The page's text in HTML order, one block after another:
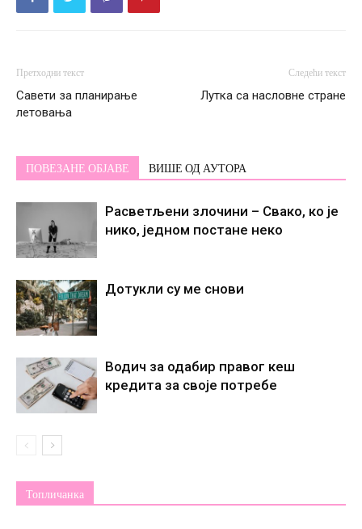
Претходни текст
Савети за планирање
летовања
Следећи текст
Лутка са насловне стране
ПОВЕЗАНЕ ОБЈАВЕ ВИШЕ ОД АУТОРА
Расветљени злочини – Свако, ко је
нико, једном постане некo
Дотукли су ме снови
Водич за одабир правог кеш
кредита за своје потребе
Топличанка